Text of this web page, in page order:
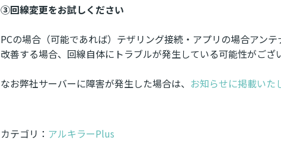
③回線変更をお試しください
PCの場合（可能であれば）テザリング接続・アプリの場合アン
改善する場合、回線自体にトラブルが発生している可能性がござ
なお弊社サーバーに障害が発生した場合は、 お知らせに掲載いた
カテゴリ： アルキラーPlus